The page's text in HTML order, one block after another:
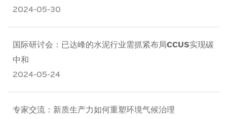
2024-05-30
国际研讨会：已达峰的水泥行业需抓紧布局CCUS实现碳
中和
2024-05-24
专家交流：新质生产力如何重塑环境气候治理